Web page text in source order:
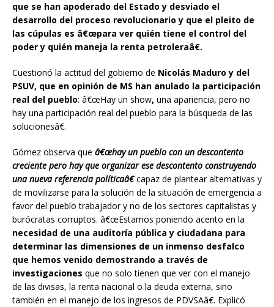
que se han apoderado del Estado y desviado el
desarrollo del proceso revolucionario y que el pleito de
las cúpulas es â€œpara ver quién tiene el control del
poder y quién maneja la renta petroleraâ€.
Cuestionó la actitud del gobierno de Nicolás Maduro y del
PSUV, que en opinión de MS han anulado la participación
real del pueblo: â€œHay un show, una apariencia, pero no
hay una participación real del pueblo para la búsqueda de las
solucionesâ€.
Gómez observa que â€œhay un pueblo con un descontento
creciente pero hay que organizar ese descontento construyendo
una nueva referencia políticaâ€capaz de plantear alternativas y
de movilizarse para la solución de la situación de emergencia a
favor del pueblo trabajador y no de los sectores capitalistas y
burócratas corruptos. â€œEstamos poniendo acento en la
necesidad de una auditoría pública y ciudadana para
determinar las dimensiones de un inmenso desfalco
que hemos venido demostrando a través de
investigaciones que no solo tienen que ver con el manejo
de las divisas, la renta nacional o la deuda externa, sino
también en el manejo de los ingresos de PDVSAâ€. Explicó